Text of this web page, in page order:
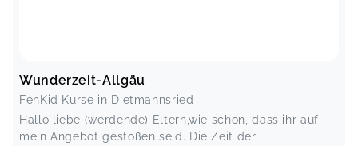
Wunderzeit-Allgäu
FenKid Kurse in Dietmannsried
Hallo liebe (werdende) Eltern,wie schön, dass ihr auf
mein Angebot gestoßen seid. Die Zeit der